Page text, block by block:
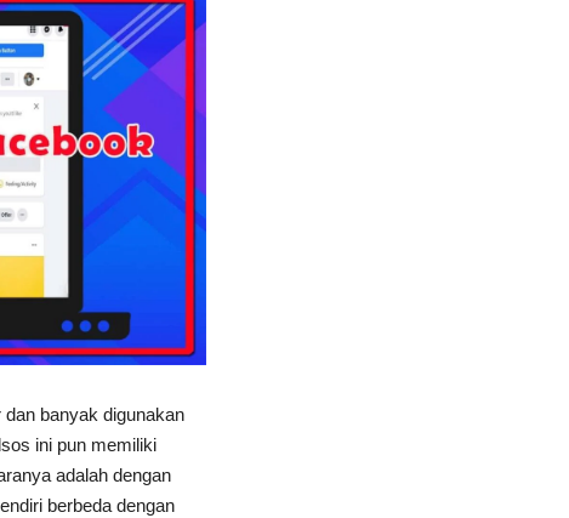
banyak digunakan
ini pun memiliki
adalah dengan
berbeda dengan